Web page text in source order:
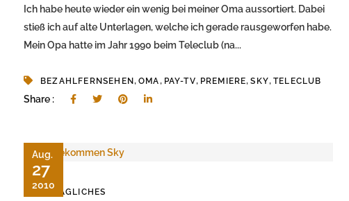
Ich habe heute wieder ein wenig bei meiner Oma aussortiert. Dabei
stieß ich auf alte Unterlagen, welche ich gerade rausgeworfen habe.
Mein Opa hatte im Jahr 1990 beim Teleclub (na...
BEZAHLFERNSEHEN , OMA, PAY-TV, PREMIERE,SKY,TELECLUB
Share :
Aug.
27
2010
ALLTÄGLICHES